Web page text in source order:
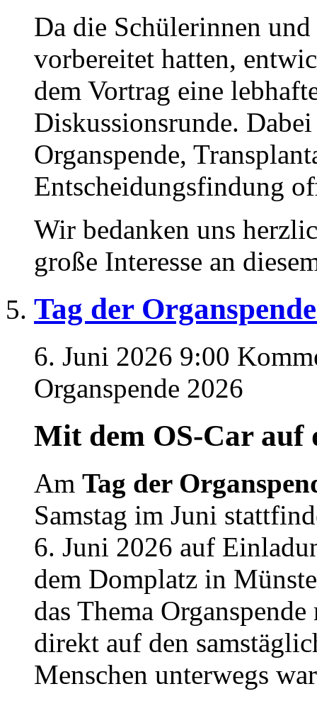
Da die Schülerinnen
vorbereitet hatten,
dem Vortrag eine
Diskussionsrunde.
Organspende,
Entscheidungsfindung
Wir bedanken uns
große Interesse an
Tag der
6. Juni 2026 9:00
Organspende 2026
Mit dem OS-Car auf
Am Tag der
Samstag im Juni
6. Juni 2026 auf
dem Domplatz in
das Thema
direkt auf den
Menschen unterwegs